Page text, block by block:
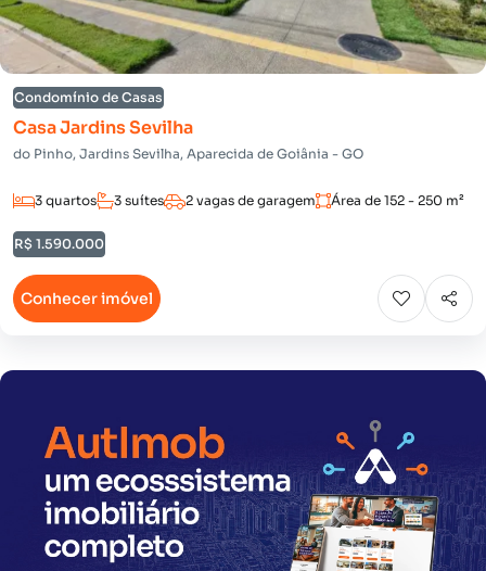
Condomínio de Casas
Casa Jardins Sevilha
do Pinho, Jardins Sevilha, Aparecida de Goiânia - GO
3 quartos 3 suítes 2 vagas de garagem Área de 152 - 250 m²
R$ 1.590.000
Conhecer imóvel